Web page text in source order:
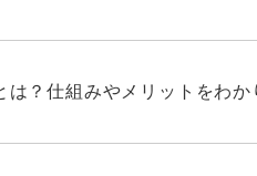
は？仕組みやメリットをわか